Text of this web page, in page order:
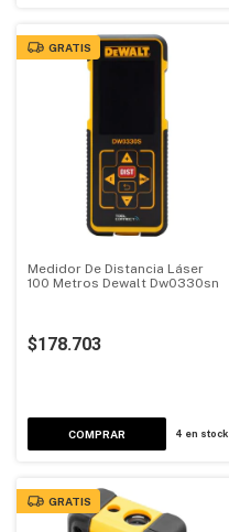
GRATIS
Medidor De Distancia Láser
100 Metros Dewalt Dw0330sn
$178.703
4 en stock
GRATIS